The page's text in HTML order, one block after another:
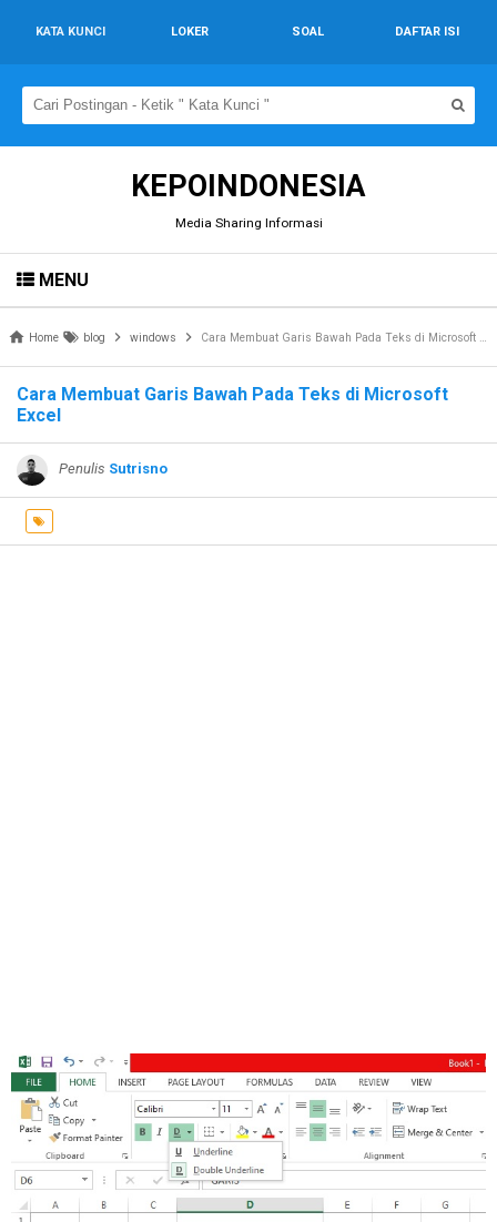
KATA KUNCI LOKER SOAL DAFTAR ISI
KEPOINDONESIA
Media Sharing Informasi
MENU
Home blog windows Cara Membuat Garis Bawah Pada Teks di Microsoft Excel
Cara Membuat Garis Bawah Pada Teks di Microsoft
Excel
Penulis Sutrisno